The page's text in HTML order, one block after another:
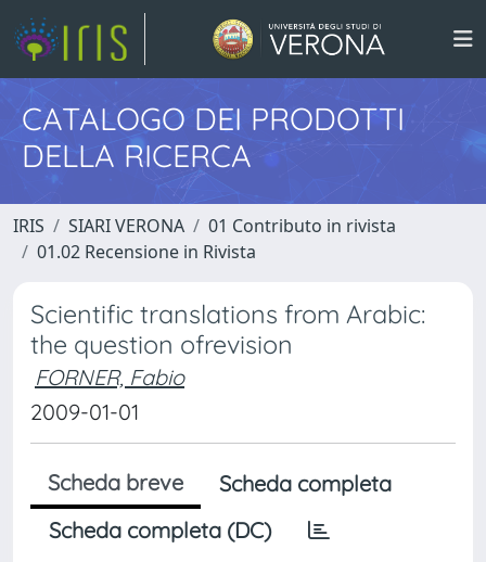
CATALOGO DEI PRODOTTI
DELLA RICERCA
IRIS SIARI VERONA
01 Contributo in rivista
01.02 Recensione in Rivista
Scientific translations from Arabic:
the question ofrevision
FORNER, Fabio
2009-01-01
Scheda breve
Scheda completa
Scheda completa (DC)